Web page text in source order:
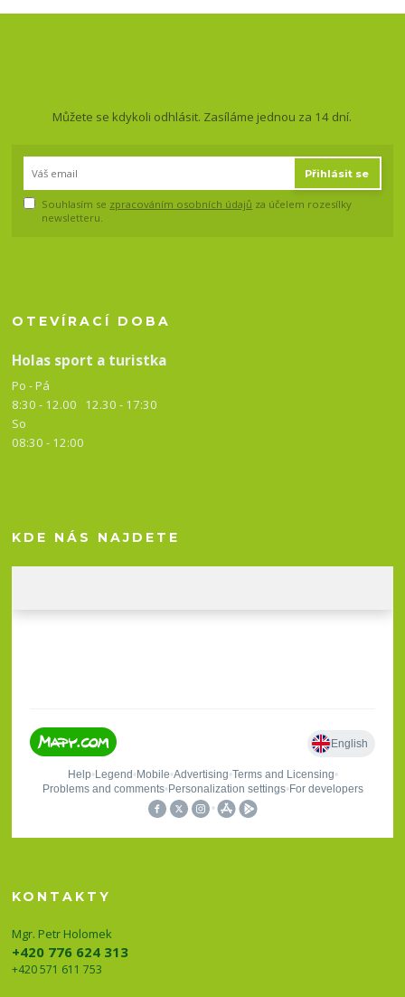
Můžete se kdykoli odhlásit. Zasíláme jednou za 14 dní.
Přihlásit se
Souhlasím se zpracováním osobních údajů za účelem rozesílky
newsletteru.
OTEVÍRACÍ DOBA
Holas sport a turistka
Po - Pá
8:30 - 12.00 12.30 - 17:30
So
08:30 - 12:00
KDE NÁS NAJDETE
KONTAKTY
Mgr. Petr Holomek
+420 776 624 313
+420 571 611 753